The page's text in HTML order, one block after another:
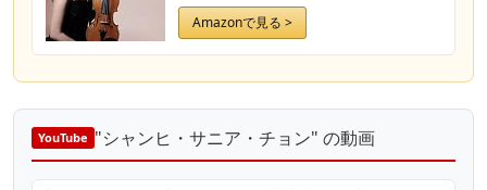
Amazonで見る >
YouTube "シャンヒ・サニア・チョン" の動画